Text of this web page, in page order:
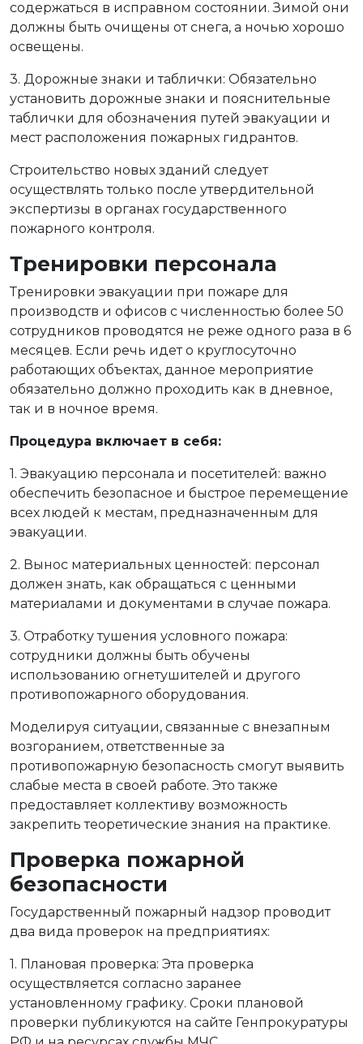
содержаться в исправном состоянии. Зимой они
должны быть очищены от снега, а ночью хорошо
освещены.
3. Дорожные знаки и таблички: Обязательно
установить дорожные знаки и пояснительные
таблички для обозначения путей эвакуации и
мест расположения пожарных гидрантов.
Строительство новых зданий следует
осуществлять только после утвердительной
экспертизы в органах государственного
пожарного контроля.
Тренировки персонала
Тренировки эвакуации при пожаре для
производств и офисов с численностью более 50
сотрудников проводятся не реже одного раза в 6
месяцев. Если речь идет о круглосуточно
работающих объектах, данное мероприятие
обязательно должно проходить как в дневное,
так и в ночное время.
Процедура включает в себя:
1. Эвакуацию персонала и посетителей: важно
обеспечить безопасное и быстрое перемещение
всех людей к местам, предназначенным для
эвакуации.
2. Вынос материальных ценностей: персонал
должен знать, как обращаться с ценными
материалами и документами в случае пожара.
3. Отработку тушения условного пожара:
сотрудники должны быть обучены
использованию огнетушителей и другого
противопожарного оборудования.
Моделируя ситуации, связанные с внезапным
возгоранием, ответственные за
противопожарную безопасность смогут выявить
слабые места в своей работе. Это также
предоставляет коллективу возможность
закрепить теоретические знания на практике.
Проверка пожарной
безопасности
Государственный пожарный надзор проводит
два вида проверок на предприятиях:
1. Плановая проверка: Эта проверка
осуществляется согласно заранее
установленному графику. Сроки плановой
проверки публикуются на сайте Генпрокуратуры